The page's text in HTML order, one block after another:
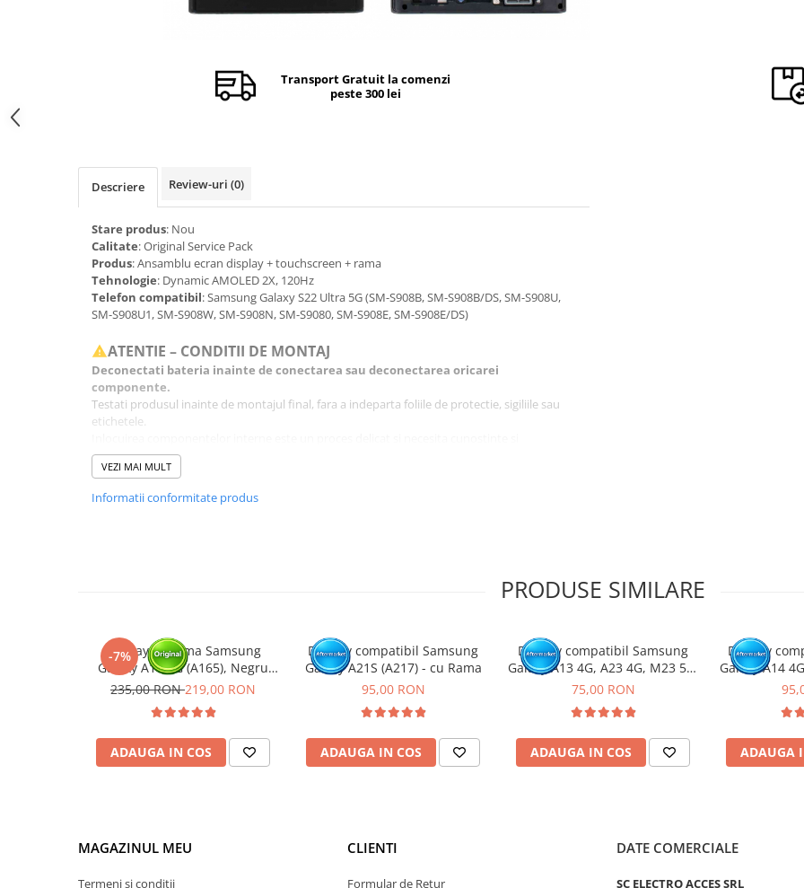
Carcase si capace
Suruburi si adezivi
Piese din dezmembrari (SWAP)
Scule Service GSM
Transport Gratuit la comenzi
peste 300 lei
Descriere Review-uri (0)
Stare produs: Nou
Calitate: Original Service Pack
Produs: Ansamblu ecran display + touchscreen + rama
Tehnologie: Dynamic AMOLED 2X, 120Hz
Telefon compatibil: Samsung Galaxy S22 Ultra 5G (SM-S908B, SM-S908B/DS, SM-S908U,
SM-S908U1, SM-S908W, SM-S908N, SM-S9080, SM-S908E, SM-S908E/DS)
ATENTIE – CONDITII DE MONTAJ
Deconectati bateria inainte de conectarea sau deconectarea oricarei
componente.
Testati produsul inainte de montajul final, fara a indeparta foliile de protectie, sigiliile sau
etichetele.
echipamente specifice domeniului reparatiilor GSM.
Se recomanda montajul intr-un service specializat.
VEZI MAI MULT
Informatii conformitate produs
PRODUSE SIMILARE
-7%
Display cu rama Samsung
Galaxy A16 4G (A165), Negru
(Original Service Pack)
235,00 RON219,00 RON
ADAUGA IN COS
Display compatibil Samsung
Galaxy A21S (A217) - cu Rama
95,00 RON
ADAUGA IN COS
Display compatibil Samsung
Galaxy A13 4G, A23 4G, M23 5G,
M33 5G (A137 / A135 / A235 /
75,00 RON
ADAUGA IN COS
Display
Galaxy A14
cu
ADAUGA
MAGAZINUL MEU
Termeni si conditii
CLIENTI
Formular de Retur
DATE COMERCIALE
SC ELECTRO ACCES SRL